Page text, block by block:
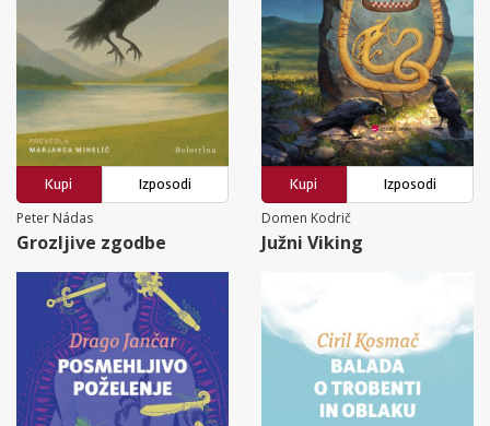
Kupi
Izposodi
Peter Nádas
Grozljive zgodbe
Kupi
Izposodi
Domen Kodrič
Južni Viking